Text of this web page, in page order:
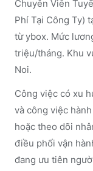
Chuyên Viên
Phí Tại Công Ty)
từ ybox. Mức
triệu/tháng. Khu
Noi.
Công việc có xu
và công việc
hoặc theo dõi
điều phối vận
đang ưu tiên